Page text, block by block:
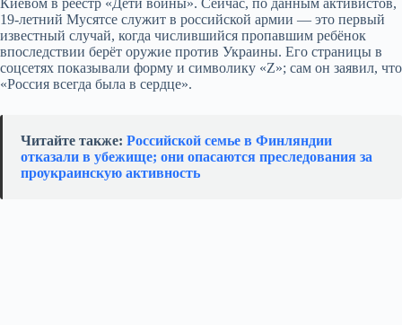
Киевом в реестр «Дети войны». Сейчас, по данным активистов,
19‑летний Мусятсе служит в российской армии — это первый
известный случай, когда числившийся пропавшим ребёнок
впоследствии берёт оружие против Украины. Его страницы в
соцсетях показывали форму и символику «Z»; сам он заявил, что
«Россия всегда была в сердце».
Читайте также: Российской семье в Финляндии
отказали в убежище; они опасаются преследования за
проукраинскую активность